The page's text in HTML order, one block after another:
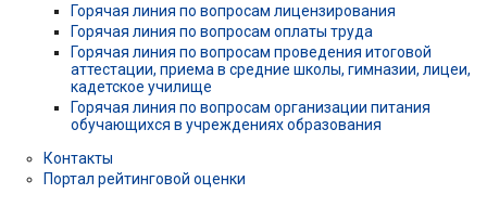
Горячая линия по вопросам лицензирования
Горячая линия по вопросам оплаты труда
Горячая линия по вопросам проведения итоговой
аттестации, приема в средние школы, гимназии, лицеи,
кадетское училище
Горячая линия по вопросам организации питания
обучающихся в учреждениях образования
Контакты
Портал рейтинговой оценки